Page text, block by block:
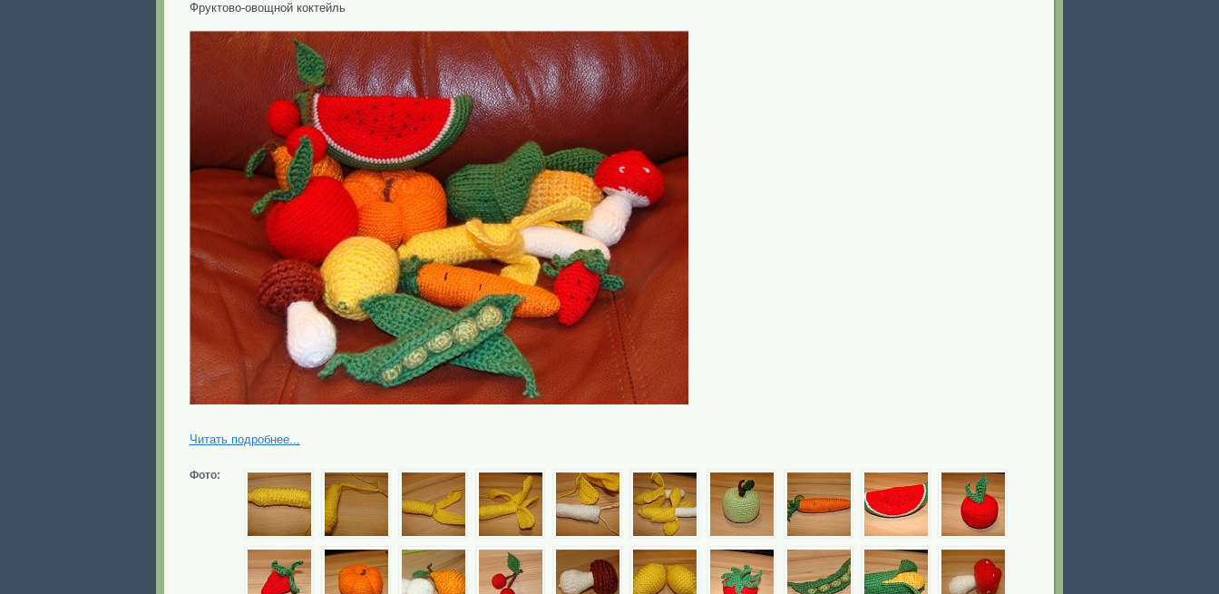
Фруктово-овощной коктейль
Читать подробнее...
Фото: